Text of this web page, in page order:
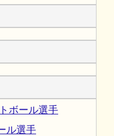
ボール選手
ル選手